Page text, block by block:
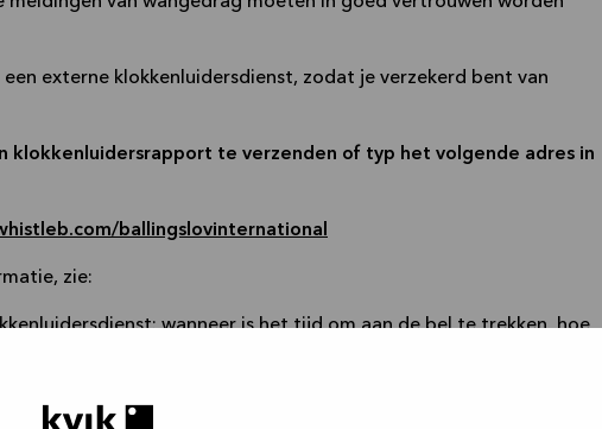
een externe klokkenluidersdienst, zodat je verzekerd bent van
klokkenluidersrapport te verzenden of typ het volgende adres in
ballingslovinternational
zie:
wanneer is het tijd om aan de bel te trekken, hoe
en hoe verloopt het onderzoeksproces.
te lezen
Klik hier om te lezen